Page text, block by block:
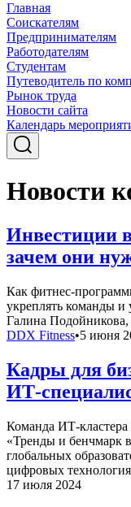
Главная
Соискателям
Предпринимателям
Работодателям
Студентам
Путеводитель по
Рынок труда
Новости сайта
Календарь
Новости
Инвестиции
зачем они
Как фитнес-
укреплять команды и
Галина
DDX Fitness•5 июня
Кадры для
ИТ-
Команда ИТ-кластера
«Тренды и бенчмарк
глобальных
цифровых
17 июля 2024